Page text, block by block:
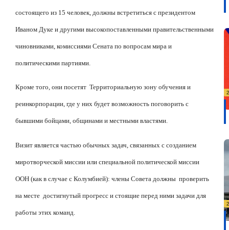
состоящего из 15 человек, должны встретиться с президентом
Иваном Дуке и другими высокопоставленными правительственными
чиновниками, комиссиями Сената по вопросам мира и
политическими партиями.
Кроме того, они посетят Территориальную зону обучения и
реинкорпорации, где у них будет возможность поговорить с
бывшими бойцами, общинами и местными властями.
Визит является частью обычных задач, связанных с созданием
миротворческой миссии или специальной политической миссии
ООН (как в случае с Колумбией): члены Совета должны проверить
на месте достигнутый прогресс и стоящие перед ними задачи для
работы этих команд.